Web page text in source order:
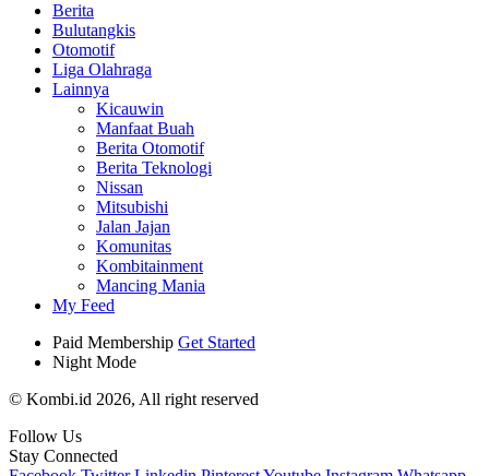
Berita
Bulutangkis
Otomotif
Liga Olahraga
Lainnya
Kicauwin
Manfaat Buah
Berita Otomotif
Berita Teknologi
Nissan
Mitsubishi
Jalan Jajan
Komunitas
Kombitainment
Mancing Mania
My Feed
Paid Membership Get Started
Night Mode
© Kombi.id 2026, All right reserved
Follow Us
Stay Connected